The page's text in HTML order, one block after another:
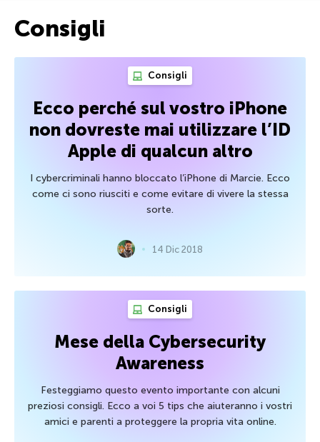
Consigli
Consigli
Ecco perché sul vostro iPhone
non dovreste mai utilizzare l’ID
Apple di qualcun altro
I cybercriminali hanno bloccato l’iPhone di Marcie. Ecco
come ci sono riusciti e come evitare di vivere la stessa
sorte.
14 Dic 2018
Consigli
Mese della Cybersecurity
Awareness
Festeggiamo questo evento importante con alcuni
preziosi consigli. Ecco a voi 5 tips che aiuteranno i vostri
amici e parenti a proteggere la propria vita online.